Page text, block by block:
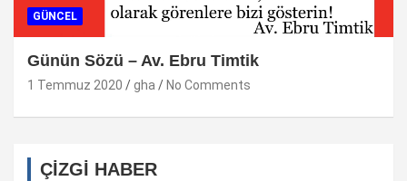
GÜNCEL
Günün Sözü – Av. Ebru Timtik
1 Temmuz 2020 gha No Comments
ÇİZGİ HABER